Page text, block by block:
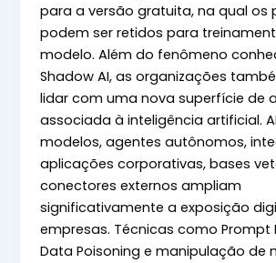
para a versão gratuita, na qual os
podem ser retidos para
modelo. Além do fenômeno
Shadow AI, as organizações
lidar com uma nova superfície de
associada à inteligência artificial.
modelos, agentes autônomos,
aplicações corporativas, bases
conectores externos ampliam
significativamente a exposição
empresas. Técnicas como Prompt
Data Poisoning e manipulação de